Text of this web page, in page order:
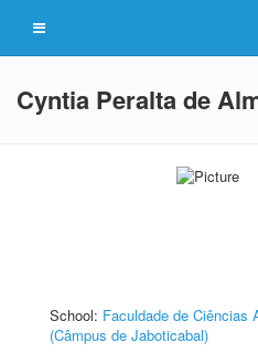
Cyntia Peralta de
School: Faculdade de Ciências
(Câmpus de Jaboticabal)